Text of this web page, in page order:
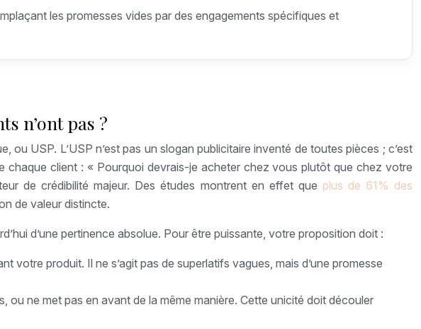
les promesses vides par des engagements spécifiques et
n’ont pas ?
USP. L’USP n’est pas un slogan publicitaire inventé de toutes pièces ; c’est
chaque client : « Pourquoi devrais-je acheter chez vous plutôt que chez votre
de crédibilité majeur. Des études montrent en effet que plus de 61% des
de valeur distincte.
d’une pertinence absolue. Pour être puissante, votre proposition doit :
votre produit. Il ne s’agit pas de superlatifs vagues, mais d’une promesse
ne met pas en avant de la même manière. Cette unicité doit découler